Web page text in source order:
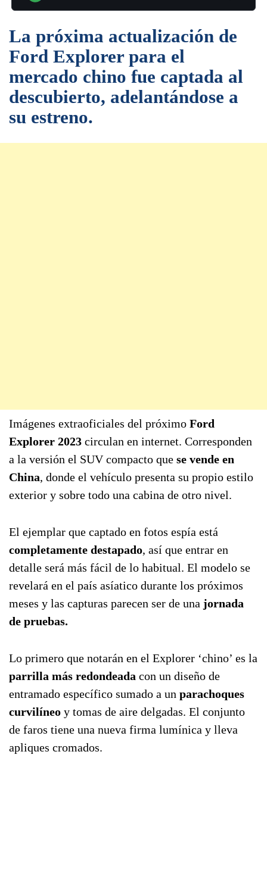
La próxima actualización de
Ford Explorer para el
mercado chino fue captada al
descubierto, adelantándose a
su estreno.
Imágenes extraoficiales del próximo Ford
Explorer 2023 circulan en internet. Corresponden
a la versión el SUV compacto que se vende en
China, donde el vehículo presenta su propio estilo
exterior y sobre todo una cabina de otro nivel.
El ejemplar que captado en fotos espía está
completamente destapado, así que entrar en
detalle será más fácil de lo habitual. El modelo se
revelará en el país asíatico durante los próximos
meses y las capturas parecen ser de una jornada
de pruebas.
Lo primero que notarán en el Explorer ‘chino’ es la
parrilla más redondeada con un diseño de
entramado específico sumado a un parachoques
curvilíneo y tomas de aire delgadas. El conjunto
de faros tiene una nueva firma lumínica y lleva
apliques cromados.